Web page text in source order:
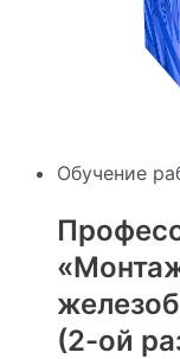
Обучение
(2-ой